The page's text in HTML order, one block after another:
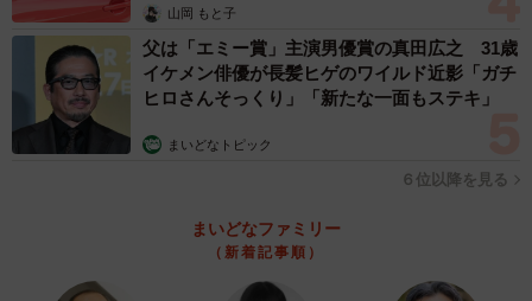
山岡 もと子
父は「エミー賞」主演男優賞の真田広之 31歳
イケメン俳優が長髪ヒゲのワイルド近影「ガチ
ヒロさんそっくり」「新たな一面もステキ」
まいどなトピック
６位以降を見る
まいどなファミリー
（新着記事順）